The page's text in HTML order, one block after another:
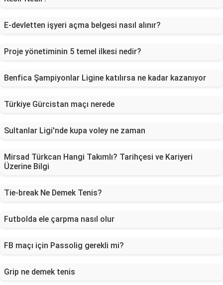
E-devletten işyeri açma belgesi nasıl alınır?
Proje yönetiminin 5 temel ilkesi nedir?
Benfica Şampiyonlar Ligine katılırsa ne kadar kazanıyor
Türkiye Gürcistan maçı nerede
Sultanlar Ligi'nde kupa voley ne zaman
Mirsad Türkcan Hangi Takımlı? Tarihçesi ve Kariyeri
Üzerine Bilgi
Tie-break Ne Demek Tenis?
Futbolda ele çarpma nasıl olur
FB maçı için Passolig gerekli mi?
Grip ne demek tenis